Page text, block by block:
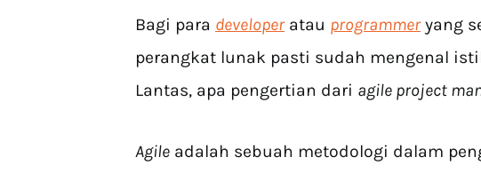
Bagi para developer atau programmer yang
perangkat lunak pasti sudah mengenal
Lantas, apa pengertian dari agile project
Agile adalah sebuah metodologi dalam